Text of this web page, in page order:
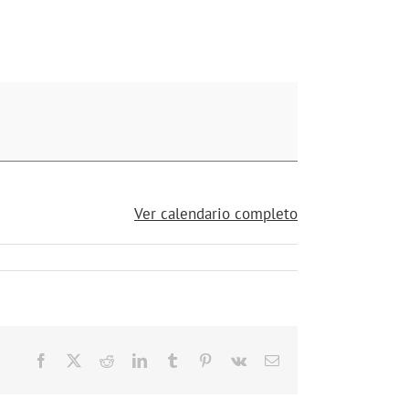
Ver calendario completo
Facebook RedditLinkedInTumblr Pinterest
Vk
Correo